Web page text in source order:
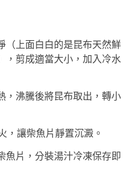
（上面白白的是昆布天然鮮
，剪成適當大小，加入冷水
，沸騰後將昆布取出，轉小
，讓柴魚片靜置沉澱。
魚片，分裝湯汁冷凍保存即